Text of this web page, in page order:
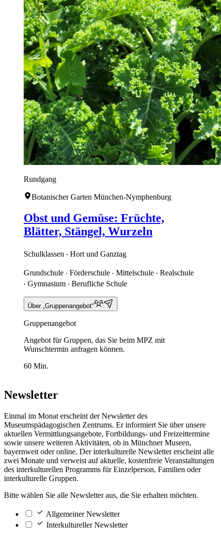
Rundgang
Botanischer Garten München-Nymphenburg
Obst und Gemüse: Früchte,
Blätter, Stängel, Wurzeln
Schulklassen ‧ Hort und Ganztag
Grundschule ‧ Förderschule ‧ Mittelschule ‧ Realschule
‧ Gymnasium ‧ Berufliche Schule
Über „Gruppenangebot“
Gruppenangebot
Angebot für Gruppen, das Sie beim MPZ mit
Wunschtermin anfragen können.
60 Min.
Newsletter
Einmal im Monat erscheint der Newsletter des
Museumspädagogischen Zentrums. Er informiert Sie über unsere
aktuellen Vermittlungsangebote, Fortbildungs- und Freizeittermine
sowie unsere weiteren Aktivitäten, ob in Münchner Museen,
bayernweit oder online. Der interkulturelle Newsletter erscheint alle
zwei Monate und verweist auf aktuelle, kostenfreie Veranstaltungen
des interkulturellen Programms für Einzelperson, Familien oder
interkulturelle Gruppen.
Bitte wählen Sie alle Newsletter aus, die Sie erhalten möchten.
Allgemeiner Newsletter
Interkultureller Newsletter